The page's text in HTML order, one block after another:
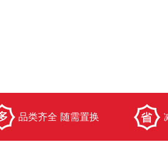
品类齐全 随需置换